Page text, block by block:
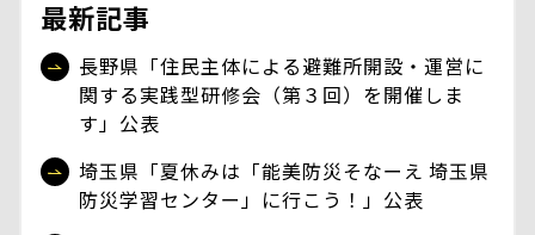
最新記事
長野県「住民主体による避難所開設・運営に
関する実践型研修会（第３回）を開催しま
す」公表
埼玉県「夏休みは「能美防災そなーえ 埼玉県
防災学習センター」に行こう！」公表